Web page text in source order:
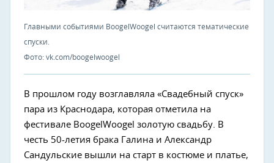
Главными событиями BoogelWoogel считаются тематические
спуски.
Фото: vk.com/boogelwoogel
В прошлом году возглавляла «Свадебный спуск»
пара из Краснодара, которая отметила на
фестивале BoogelWoogel золотую свадьбу. В
честь 50-летия брака Галина и Александр
Сандульские вышли на старт в костюме и платье,